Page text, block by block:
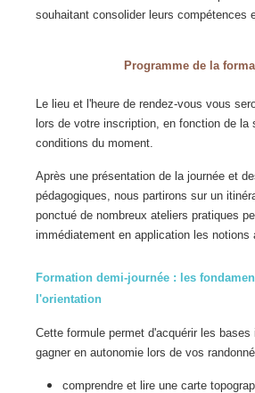
souhaitant consolider leurs compétences
Programme de la
Le lieu et l'heure de rendez-vous vous
lors de votre inscription, en fonction de la
conditions du moment.
Après une présentation de la journée et
pédagogiques, nous partirons sur un
ponctué de nombreux ateliers pratiques
immédiatement en application les notions
Formation demi-journée : les
l'orientation
Cette formule permet d'acquérir les bases
gagner en autonomie lors de vos
comprendre et lire une carte